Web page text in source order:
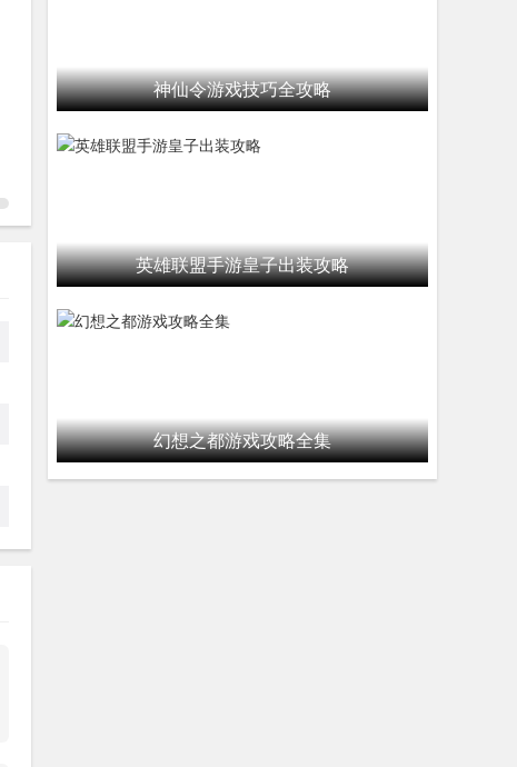
神仙令游戏技巧全攻略
英雄联盟手游皇子出装攻略
幻想之都游戏攻略全集